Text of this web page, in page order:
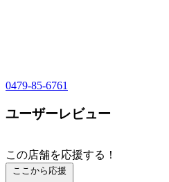
0479-85-6761
ユーザーレビュー
この店舗を応援する！
ここから応援